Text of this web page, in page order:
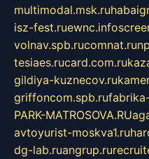
multimodal.msk.ru
isz-fest.ruewnc.info
volnav.spb.rucomnat.ru
tesiaes.rucard.com.ru
gildiya-kuznecov.ru
griffoncom.spb.ru
PARK-MATROSOVA.RU
avtoyurist-moskva1.ru
dg-lab.ruangrup.ru